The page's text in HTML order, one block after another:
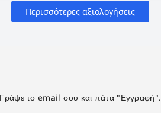
Γράψε το email σου και πάτα "Εγγραφή".